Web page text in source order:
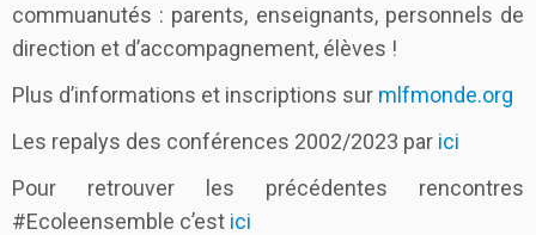
commuanutés : parents, enseignants, personnels de
direction et d’accompagnement, élèves !
Plus d’informations et inscriptions sur mlfmonde.org
Les repalys des conférences 2002/2023 par ici
Pour retrouver les précédentes rencontres
#Ecoleensemble c’est ici